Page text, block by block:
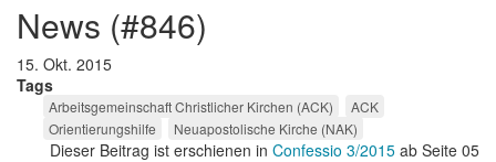
news (#846)
15. Okt. 2015
Tags
Arbeitsgemeinschaft Christlicher Kirchen (ACK)
ACK
Orientierungshilfe
Neuapostolische Kirche (NAK)
Dieser Beitrag ist erschienen in Confessio 3/2015 ab Seite 05